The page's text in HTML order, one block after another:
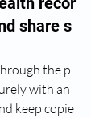
share s
the p
with an
keep copie